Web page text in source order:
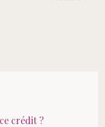
crédit ?